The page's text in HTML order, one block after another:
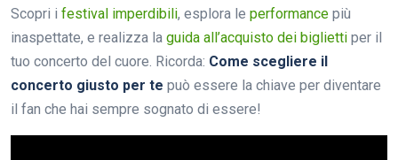
Scopri i festival imperdibili, esplora le performance più
inaspettate, e realizza la guida all’acquisto dei biglietti per il
tuo concerto del cuore. Ricorda: Come scegliere il
concerto giusto per te può essere la chiave per diventare
il fan che hai sempre sognato di essere!